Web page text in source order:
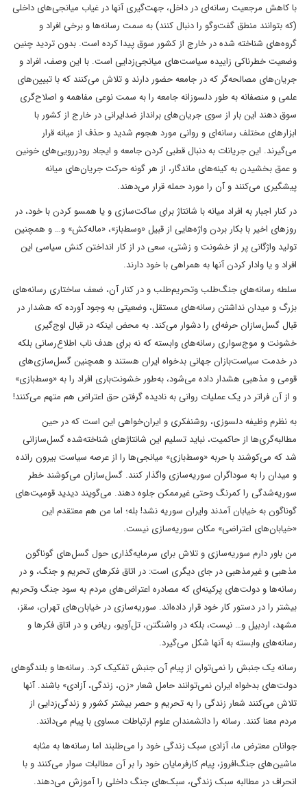
با کاهش مرجعیت رسانه‌ای در داخل، جهت‌گیری آنها در غیاب میانجی‌های داخلی
(که بتوانند منطق گفت‌وگو را دنبال کنند) به سمت رسانه‌ها و برخی افراد و
گروه‌های شناخته شده در خارج از کشور سوق پیدا کرده است. بدون تردید چنین
وضعیت خطرناکی زاییده سیاست‌های میانجی‌زدایی است. با این وصف، افراد و
جریان‌های مصالحه‌گر که در جامعه حضور دارند و تلاش می‌کنند که با تبیین‌های
علمی و منصفانه به طور دلسوزانه جامعه را به سمت نوعی مفاهمه و اصلاح‌گری
سوق دهند این بار از سوی جریان‌های برانداز ضدایرانی در خارج از کشور با
ابزارهای مختلف رسانه‌ای و روانی مورد هجوم شدید و حذف از میانه قرار
می‌گیرند. این جریانات به دنبال قطبی کردن جامعه و ایجاد رودررویی‌های خونین
و عمق بخشیدن به کینه‌های ماندگار، از هر گونه حرکت جریان‌های میانه
پیشگیری می‌کنند و آن را مورد حمله قرار می‌دهند.
در کنار اجبار به افراد میانه با شانتاژ برای ساکت‌سازی و یا همسو کردن با خود، در
روزهای اخیر با بکار بردن واژه‌هایی از قبیل «وسط‌باز»، «ماله‌کش» و… و همچنین
تولید واژگانی پر از خشونت و زشتی، سعی در از کار انداختن کنش سیاسی این
افراد و یا وادار کردن آنها به همراهی با خود دارند.
سلطه رسانه‌های جنگ‌طلب وتحریم‌طلب و در کنار آن، ضعف ساختاری رسانه‌های
بزرگ و میدان نداشتن رسانه‌های مستقل، وضعیتی به وجود آورده که هشدار در
قبال گسل‌سازان حرفه‌ای را دشوار می‌کند. به محض اینکه در قبال اوج‌گیری
خشونت و موج‌سواری رسانه‌های وابسته که نه برای هدف ناب اطلاع‌رسانی بلکه
در خدمت سیاست‌بازان جهانی بدخواه ایران هستند و همچنین گسل‌سازی‌های
قومی و مذهبی هشدار داده می‌شود، به‌طور خشونت‌باری افراد را به «وسط‌بازی»
و از آن فراتر در یک عملیات روانی به نادیده گرفتن حق اعتراض هم متهم می‌کنند!
به نظرم وظیفه دلسوزی، روشنفکری و ایران‌خواهی این است که در حین
مطالبه‌گری‌ها از حاکمیت، نباید تسلیم این شانتاژهای شناخته‌شده گسل‌سازانی
شد که می‌کوشند با حربه «وسط‌بازی» میانجی‌ها را از عرصه سیاست بیرون رانده
و میدان را به سوداگران سوریه‌سازی واگذار کنند. گسل‌سازان می‌کوشند خطر
سوریه‌شدگی را کمرنگ وحتی غیرممکن جلوه دهند. می‌گویند دیدید قومیت‌های
گوناگون به خیابان آمدند وایران سوریه نشد! بله؛ اما من هم معتقدم این
«خیابان‌های اعتراضی» مکان سوریه‌سازی نیست.
من باور دارم سوریه‌سازی و تلاش برای سرمایه‌گذاری حول گسل‌های گوناگون
مذهبی و غیرمذهبی در جای دیگری است: در اتاق فکرهای تحریم و جنگ، و در
رسانه‌ها و دولت‌های پرکینه‌ای که مصادره اعتراض‌های مردم به سود جنگ وتحریم
بیشتر را در دستور کار خود قرار داده‌اند. سوریه‌سازی در خیابان‌های تهران، سقز،
مشهد، اردبیل و… نیست، بلکه در واشنگتن، تل‌آویو، ریاض و در اتاق فکرها و
رسانه‌های وابسته به آنها شکل می‌گیرد.
رسانه یک جنبش را نمی‌توان از پیام آن جنبش تفکیک کرد. رسانه‌ها و بلندگوهای
دولت‌های بدخواه ایران نمی‌توانند حامل شعار «زن، زندگی، آزادی» باشند. آنها
تلاش می‌کنند شعار زندگی را به تحریم و حصر بیشتر کشور و زندگی‌زدایی از
مردم معنا کنند. رسانه را دانشمندان علوم ارتباطات مساوی با پیام می‌دانند.
جوانان معترض ما، آزادی سبک زندگی خود را می‌طلبند اما رسانه‌ها به مثابه
ماشین‌های جنگ‌افروز، پیام کارفرمایان خود را بر آن مطالبات سوار می‌کنند و با
انحراف در مطالبه سبک زندگی، سبک‌های جنگ داخلی را آموزش می‌دهند.